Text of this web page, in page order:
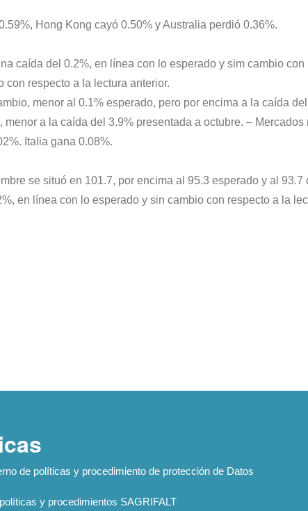
Hong Kong cayó 0.50% y Australia perdió 0.36%.
caída del 0.2%, en línea con lo esperado y sim cambio con
respecto a la lectura anterior.
menor al 0.1% esperado, pero por encima a la caída
a la caída del 3.9% presentada a octubre. –
Italia gana 0.08%.
se situó en 101.7, por encima al 95.3 esperado y al 93.7
en línea con lo esperado y sin cambio con respecto a la
de políticas y procedimiento de protección de Datos
y procedimientos SAGRIFALT